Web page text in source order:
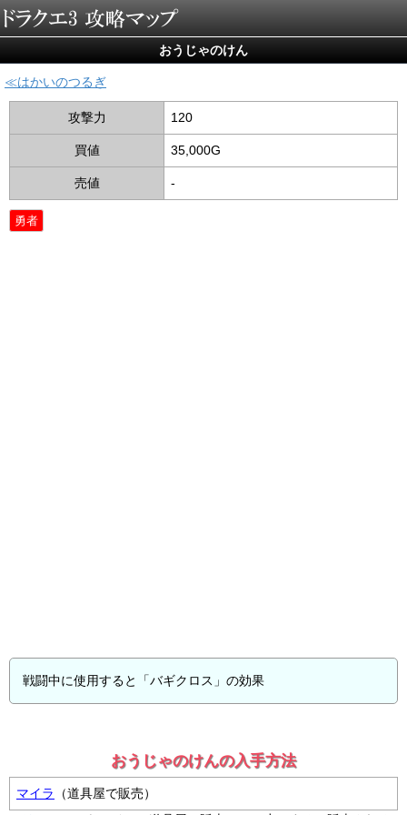
おうじゃのけん
はかいのつるぎ
攻撃力 120
買値 35,000G
売値 -
勇者
戦闘中に使用すると「バギクロス」の効果
おうじゃのけんの入手方法
マイラ
（道具屋で販売）